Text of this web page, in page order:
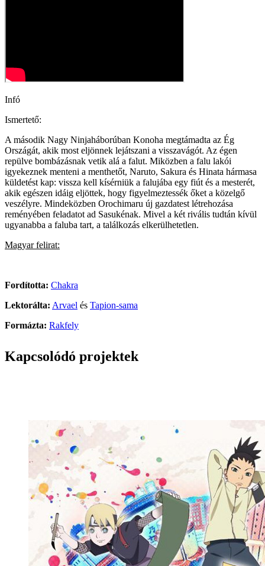
Infó
Ismertető:
A második Nagy Ninjaháborúban Konoha megtámadta az Ég
Országát, akik most eljönnek lejátszani a visszavágót. Az égen
repülve bombázásnak vetik alá a falut. Miközben a falu lakói
igyekeznek menteni a menthetőt, Naruto, Sakura és Hinata hármasa
küldetést kap: vissza kell kísérniük a falujába egy fiút és a mesterét,
akik egészen idáig eljöttek, hogy figyelmeztessék őket a közelgő
veszélyre. Mindeközben Orochimaru új gazdatest létrehozása
reményében feladatot ad Sasukénak. Mivel a két rivális tudtán kívül
ugyanabba a faluba tart, a találkozás elkerülhetetlen.
Magyar felirat:
Fordította: Chakra
Lektorálta: Arvael és Tapion-sama
Formázta: Rakfely
Kapcsolódó projektek